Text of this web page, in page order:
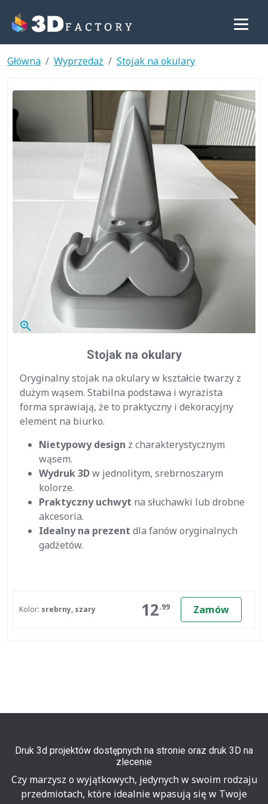
Główna Wyprzedaż Stojak na okulary
zoom_in
Stojak na okulary
Oryginalny stojak na okulary w kształcie twarzy z
dużym wąsem. Stabilna podstawa i wyrazista
forma sprawiają, że to praktyczny i dekoracyjny
element na biurko.
Nietypowy design z charakterystycznym
wąsem.
Wydruk 3Dw jednolitym, srebrnoszarym
kolorze.
Praktyczny uchwyt na słuchawki lub drobne
akcesoria.
Idealny na prezent dla fanów oryginalnych
gadżetów.
Kolor: srebrny, szary 12.99 Zamów
Druk 3d projektów dostępnych na stronie oraz druk 3D na
zlecenie
Czy marzysz o wyjątkowych, jedynych w swoim rodzaju
przedmiotach, które idealnie wpasują się w Twoje